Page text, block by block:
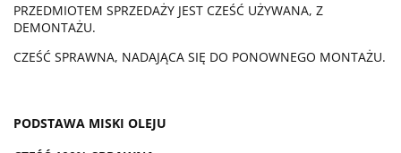
PRZEDMIOTEM SPRZEDAŻY JEST CZEŚĆ UŻYWANA, Z
DEMONTAŻU.
CZEŚĆ SPRAWNA, NADAJĄCA SIĘ DO PONOWNEGO MONTAŻU.
PODSTAWA MISKI OLEJU